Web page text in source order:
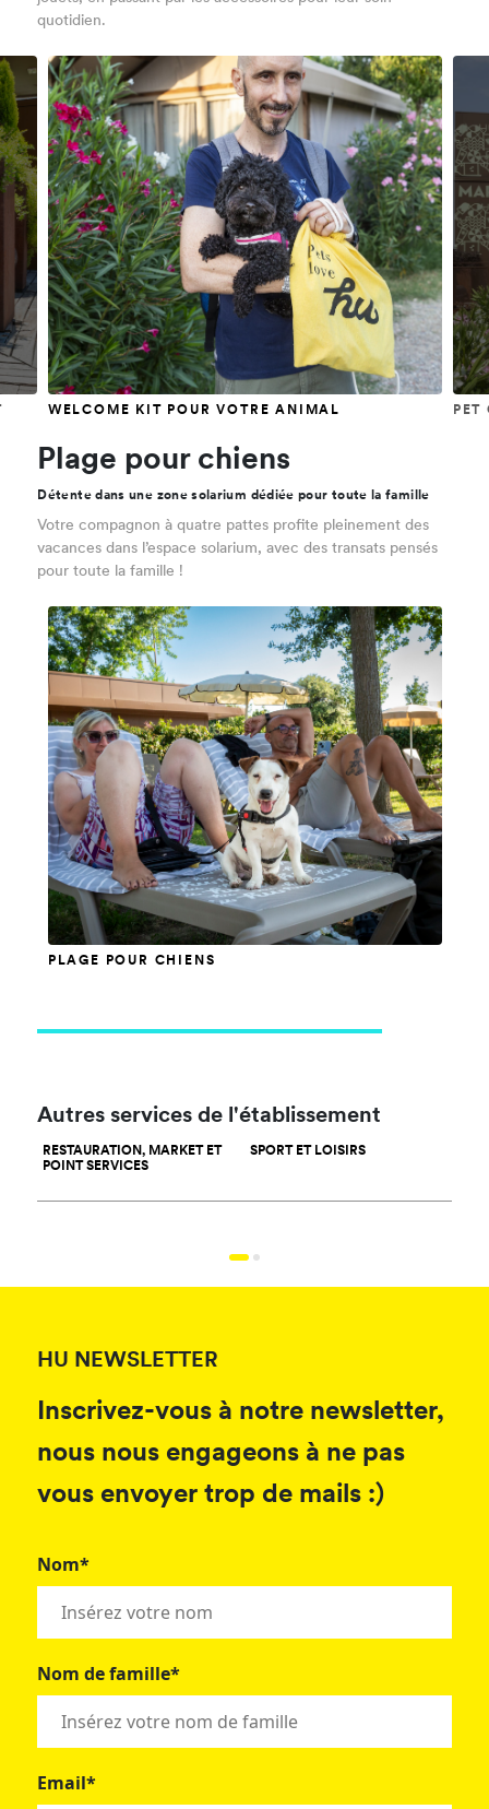
quotidien.
WELCOME KIT POUR VOTRE ANIMAL PET
Plage pour chiens
Détente dans une zone solarium dédiée pour toute la famille
Votre compagnon à quatre pattes profite pleinement des
vacances dans l’espace solarium, avec des transats pensés
pour toute la famille !
PLAGE POUR CHIENS
Autres services de l'établissement
RESTAURATION, MARKET ET
POINT SERVICES
SPORT ET LOISIRS
HU NEWSLETTER
Inscrivez-vous à notre newsletter,
nous nous engageons à ne pas
vous envoyer trop de mails :)
Nom*
Nom de famille*
Email*